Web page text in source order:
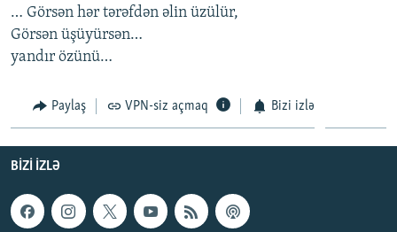
XƏBƏR BÜLLETENLƏRIMIZ
… Görsən hər tərəfdən əlin üzülür,
Görsən üşüyürsən…
yandır özünü…
Paylaş VPN-siz açmaq Bizi izlə
BIZI IZLƏ